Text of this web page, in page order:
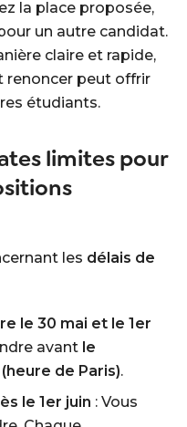
la place proposée,
un autre candidat.
claire et rapide,
renoncer peut offrir
étudiants.
limites pour
les délais de
le 30 mai et le 1er
avant le
de Paris).
le 1er juin : Vous